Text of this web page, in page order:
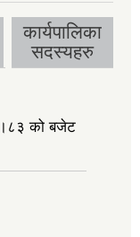
कार्यपालिका
सदस्यहरु
को बजेट